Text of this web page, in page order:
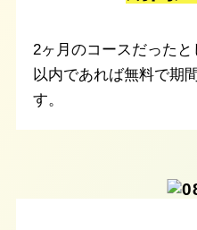
2ヶ月のコースだったと
以内であれば無料で期
す。